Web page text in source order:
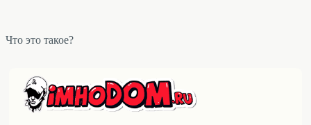
Что это такое?